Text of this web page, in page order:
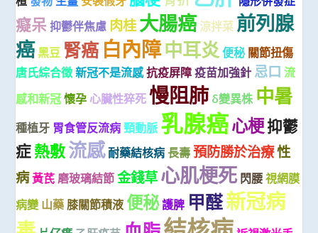
癡呆 抑鬱伴焦慮 肉桂大腸癌 涼拌菜 前列腺
癌 黑豆 腎癌 白內障中耳炎便秘 關節扭傷
唐氏綜合徵新冠不是流感抗疫屏障 疫苗加強針 忌口 流
感和新冠 懷孕 心臟性猝死 慢阻肺 δ變異株 中暑
種植牙 胃食管反流病 頸動脈 乳腺癌心梗抑鬱
症熱敷流感耐藥結核病 長壽 預防勝於治療性
病黃芪 磨玻璃結節 金錢草心肌梗死 閃腰 視網膜
病變 山藥 膝關節積液 便秘護脾 甲醛新冠病